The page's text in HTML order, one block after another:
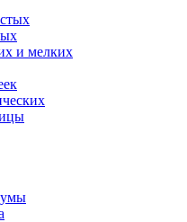
и мелких